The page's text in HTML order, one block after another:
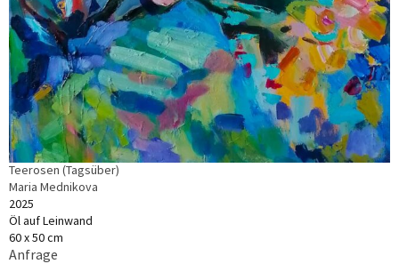
Teerosen (Tagsüber)
Maria Mednikova
2025
Öl auf Leinwand
60 x 50 cm
Anfrage